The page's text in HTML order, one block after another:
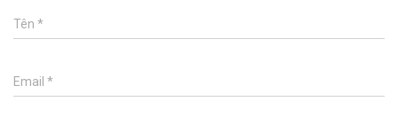
Tên *
Email *